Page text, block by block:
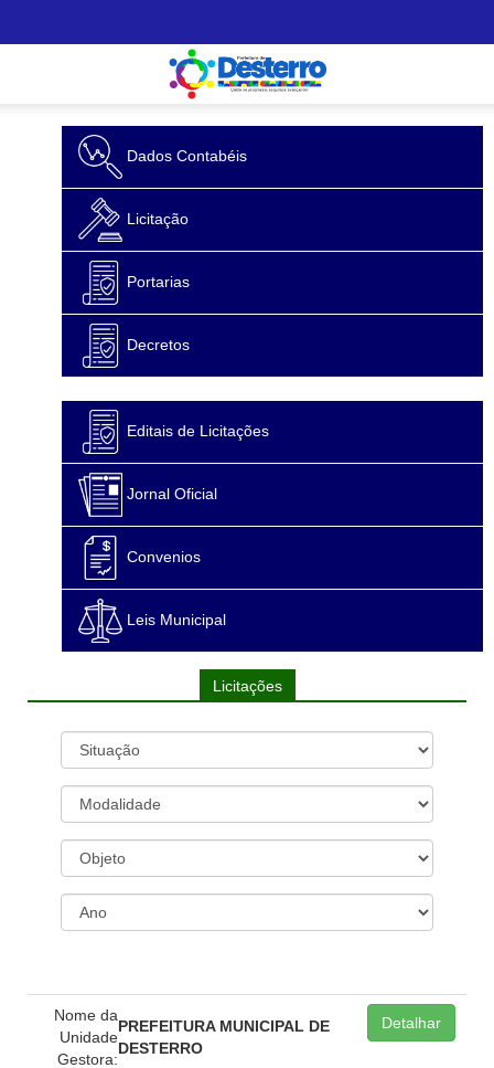
Dados Contabéis
Licitação
Portarias
Decretos
Editais de Licitações
Jornal Oficial
Convenios
Leis Municipal
Licitações
Nome da
Unidade
Gestora:
PREFEITURA MUNICIPAL DE
DESTERRO
Detalhar